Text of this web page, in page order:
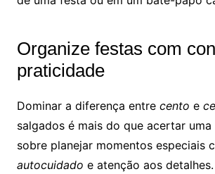
Organize festas com
praticidade
Dominar a diferença entre cento e
salgados é mais do que acertar uma
sobre planejar momentos especiais
autocuidado e atenção aos